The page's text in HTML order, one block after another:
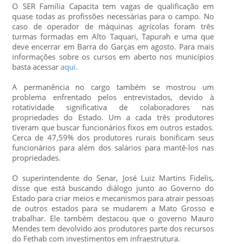
O SER Família Capacita tem vagas de qualificação em
quase todas as profissões necessárias para o campo. No
caso de operador de máquinas agrícolas foram três
turmas formadas em Alto Taquari, Tapurah e uma que
deve encerrar em Barra do Garças em agosto. Para mais
informações sobre os cursos em aberto nos municípios
basta acessar aqui.
A permanência no cargo também se mostrou um
problema enfrentado pelos entrevistados, devido à
rotatividade significativa de colaboradores nas
propriedades do Estado. Um a cada três produtores
tiveram que buscar funcionários fixos em outros estados.
Cerca de 47,59% dos produtores rurais bonificam seus
funcionários para além dos salários para mantê-los nas
propriedades.
O superintendente do Senar, José Luiz Martins Fidelis,
disse que está buscando diálogo junto ao Governo do
Estado para criar meios e mecanismos para atrair pessoas
de outros estados para se mudarem a Mato Grosso e
trabalhar. Ele também destacou que o governo Mauro
Mendes tem devolvido aos produtores parte dos recursos
do Fethab com investimentos em infraestrutura.